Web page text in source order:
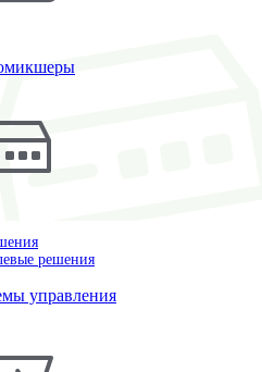
решения
управления